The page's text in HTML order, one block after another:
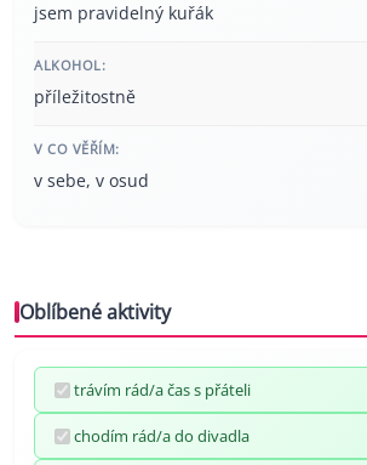
jsem pravidelný kuřák
ALKOHOL:
příležitostně
V CO VĚŘÍM:
v sebe, v osud
Oblíbené aktivity
trávím rád/a čas s přáteli
chodím rád/a do divadla